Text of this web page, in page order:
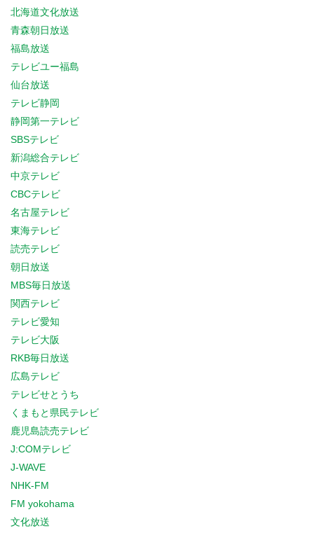
北海道文化放送
青森朝日放送
福島放送
テレビユー福島
仙台放送
テレビ静岡
静岡第一テレビ
SBSテレビ
新潟総合テレビ
中京テレビ
CBCテレビ
名古屋テレビ
東海テレビ
読売テレビ
朝日放送
MBS毎日放送
関西テレビ
テレビ愛知
テレビ大阪
RKB毎日放送
広島テレビ
テレビせとうち
くまもと県民テレビ
鹿児島読売テレビ
J:COMテレビ
J-WAVE
NHK-FM
FM yokohama
文化放送